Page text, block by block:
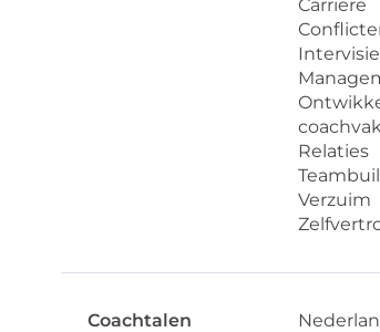
Carriere
Intervisie
Relaties
Verzuim
Coachtalen